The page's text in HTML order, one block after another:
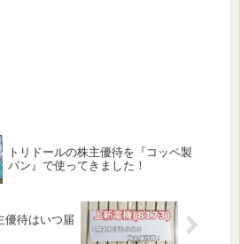
トリドールの株主優待を『コッペ製
パン』で使ってきました！
優待はいつ届